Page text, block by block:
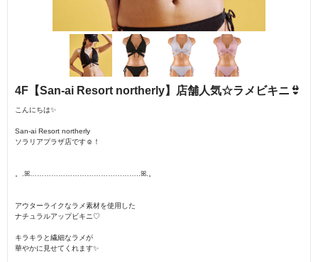
4F【San-ai Resort northerly】店舗人気‪☆ラメビキニ👙
こんにちは✨
San-ai Resort northerly
ソラリアプラザ店です☺︎！
。.ꕤ︎︎………………………………………..ꕤ︎︎.。
アウターライクなラメ素材を使用した
ナチュラルアップビキニ♡
キラキラと繊細なラメが
華やかに見せてくれます✨️